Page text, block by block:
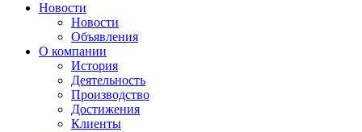
Новости
Новости
Объявления
О компании
История
Деятельность
Производство
Достижения
Клиенты